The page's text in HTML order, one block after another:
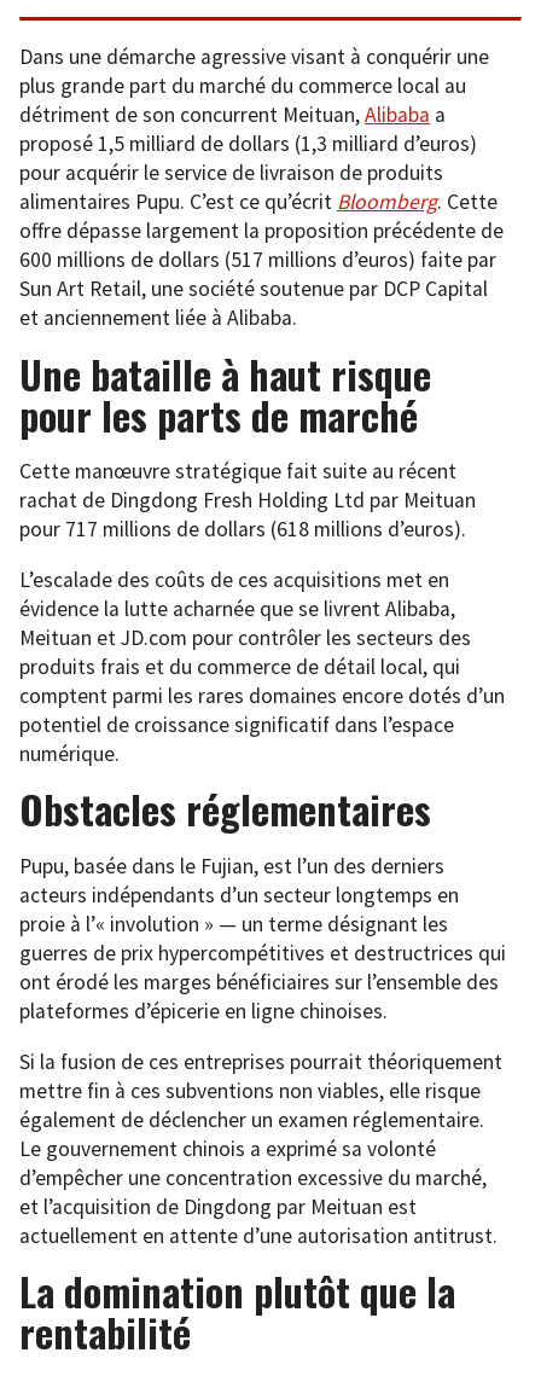
Dans une démarche agressive visant à conquérir une
plus grande part du marché du commerce local au
détriment de son concurrent Meituan,Alibaba a
proposé 1,5 milliard de dollars (1,3 milliard d’euros)
pour acquérir le service de livraison de produits
alimentaires Pupu. C’est ce qu’écrit Bloomberg. Cette
offre dépasse largement la proposition précédente de
600 millions de dollars (517 millions d’euros) faite par
Sun Art Retail, une société soutenue par DCP Capital
et anciennement liée à Alibaba.
Une bataille à haut risque
pour les parts de marché
Cette manœuvre stratégique fait suite au récent
rachat de Dingdong Fresh Holding Ltd par Meituan
pour 717 millions de dollars (618 millions d’euros).
L’escalade des coûts de ces acquisitions met en
évidence la lutte acharnée que se livrent Alibaba,
Meituan et JD.com pour contrôler les secteurs des
produits frais et du commerce de détail local, qui
comptent parmi les rares domaines encore dotés d’un
potentiel de croissance significatif dans l’espace
numérique.
Obstacles réglementaires
Pupu, basée dans le Fujian, est l’un des derniers
acteurs indépendants d’un secteur longtemps en
proie à l’« involution » — un terme désignant les
guerres de prix hypercompétitives et destructrices qui
ont érodé les marges bénéficiaires sur l’ensemble des
plateformes d’épicerie en ligne chinoises.
Si la fusion de ces entreprises pourrait théoriquement
mettre fin à ces subventions non viables, elle risque
également de déclencher un examen réglementaire.
Le gouvernement chinois a exprimé sa volonté
d’empêcher une concentration excessive du marché,
et l’acquisition de Dingdong par Meituan est
actuellement en attente d’une autorisation antitrust.
La domination plutôt que la
rentabilité